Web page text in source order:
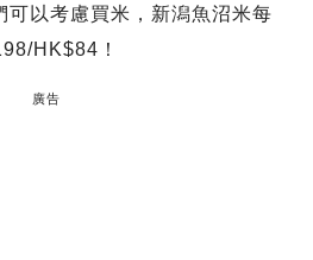
以考慮買米，新潟魚沼米每
HK$84！
廣告